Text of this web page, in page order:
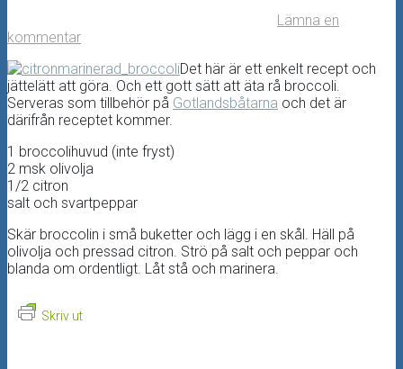
Lämna en
kommentar
Det här är ett enkelt recept och
jättelätt att göra. Och ett gott sätt att äta rå broccoli.
Serveras som tillbehör på Gotlandsbåtarna och det är
därifrån receptet kommer.
1 broccolihuvud (inte fryst)
2 msk olivolja
1/2 citron
salt och svartpeppar
Skär broccolin i små buketter och lägg i en skål. Häll på
olivolja och pressad citron. Strö på salt och peppar och
blanda om ordentligt. Låt stå och marinera.
Skriv ut